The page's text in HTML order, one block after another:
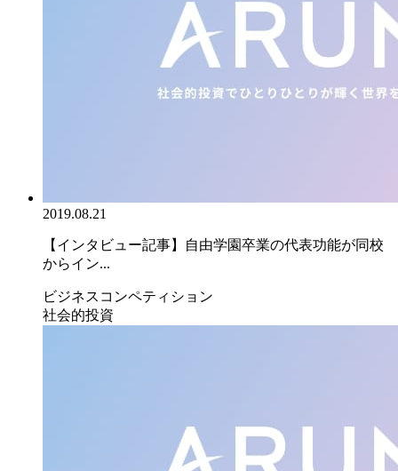
2019.08.21
【インタビュー記事】自由学園卒業の代表功能が同校
からイン...
ビジネスコンペティション
社会的投資